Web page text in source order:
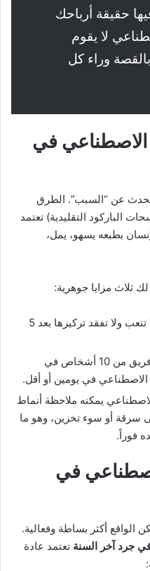
حقيقة أرباحك
لا يقوم
وراء كل
الاصطناعي في
عن “السبب”. الطرق
الباركود التقليدية) تعتمد
بطبعه يسهو، يمل،
ثلاث مزايا جوهرية:
الخوارزميات لا تتعب ولا تفقد تركيزها بعد 5
ما يستغرقه فريق من 10 أشخاص في
الاصطناعي في يومين أو أقل.
يمكنه ملاحظة أنماط
سرقة أو سوء تخزين، وهو ما
فوراً.
في
الواقع أكثر بساطة وفعالية.
جرد آخر السنة تعتمد عادة